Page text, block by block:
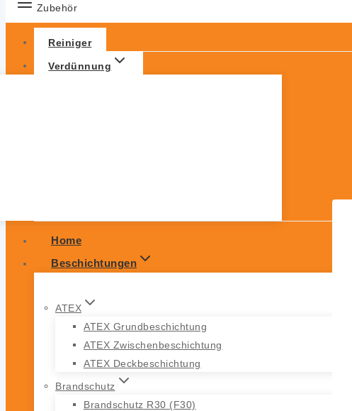
Zubehör
Reiniger
Verdünnung
Home
Beschichtungen
ATEX
ATEX Grundbeschichtung
ATEX Zwischenbeschichtung
ATEX Deckbeschichtung
Brandschutz
Brandschutz R30 (F30)